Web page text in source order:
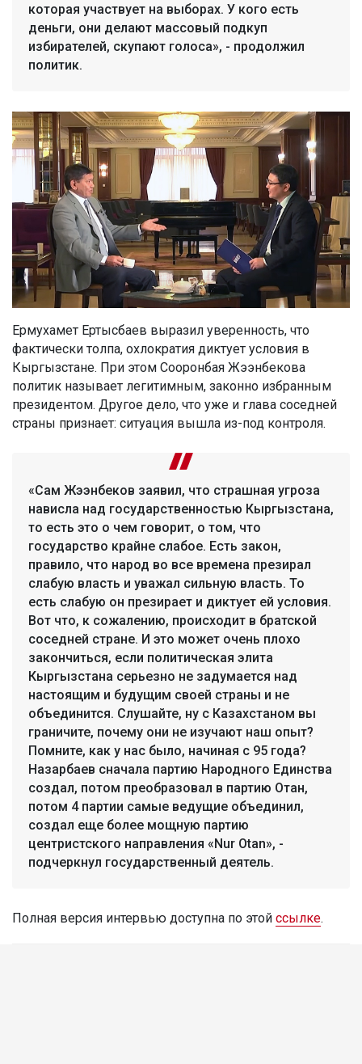
которая участвует на выборах. У кого есть
деньги, они делают массовый подкуп
избирателей, скупают голоса», - продолжил
политик.
Ермухамет Ертысбаев выразил уверенность, что
фактически толпа, охлократия диктует условия в
Кыргызстане. При этом Сооронбая Жээнбекова
политик называет легитимным, законно избранным
президентом. Другое дело, что уже и глава соседней
страны признает: ситуация вышла из-под контроля.
«Сам Жээнбеков заявил, что страшная угроза
нависла над государственностью Кыргызстана,
то есть это о чем говорит, о том, что
государство крайне слабое. Есть закон,
правило, что народ во все времена презирал
слабую власть и уважал сильную власть. То
есть слабую он презирает и диктует ей условия.
Вот что, к сожалению, происходит в братской
соседней стране. И это может очень плохо
закончиться, если политическая элита
Кыргызстана серьезно не задумается над
настоящим и будущим своей страны и не
объединится. Слушайте, ну с Казахстаном вы
граничите, почему они не изучают наш опыт?
Помните, как у нас было, начиная с 95 года?
Назарбаев сначала партию Народного Единства
создал, потом преобразовал в партию Отан,
потом 4 партии самые ведущие объединил,
создал еще более мощную партию
центристского направления «Nur Otan», -
подчеркнул государственный деятель.
Полная версия интервью доступна по этой ссылке.